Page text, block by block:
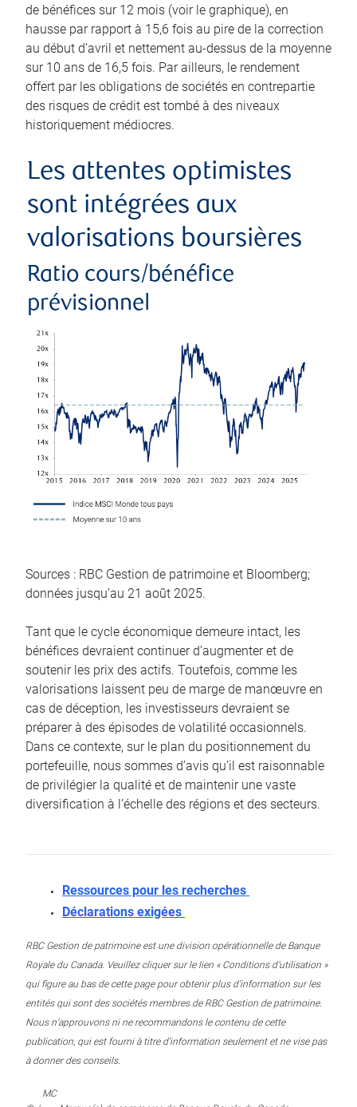
de bénéfices sur 12 mois (voir le graphique), en
hausse par rapport à 15,6 fois au pire de la correction
au début d’avril et nettement au-dessus de la moyenne
sur 10 ans de 16,5 fois. Par ailleurs, le rendement
offert par les obligations de sociétés en contrepartie
des risques de crédit est tombé à des niveaux
historiquement médiocres.
Les attentes optimistes
sont intégrées aux
valorisations boursières
Ratio cours/bénéfice
prévisionnel
Sources : RBC Gestion de patrimoine et Bloomberg;
données jusqu’au 21 août 2025.
Tant que le cycle économique demeure intact, les
bénéfices devraient continuer d’augmenter et de
soutenir les prix des actifs. Toutefois, comme les
valorisations laissent peu de marge de manœuvre en
cas de déception, les investisseurs devraient se
préparer à des épisodes de volatilité occasionnels.
Dans ce contexte, sur le plan du positionnement du
portefeuille, nous sommes d’avis qu’il est raisonnable
de privilégier la qualité et de maintenir une vaste
diversification à l’échelle des régions et des secteurs.
Ressources pour les recherches
Déclarations exigées
RBC Gestion de patrimoine est une division opérationnelle de Banque
Royale du Canada. Veuillez cliquer sur le lien « Conditions d’utilisation »
qui figure au bas de cette page pour obtenir plus d’information sur les
entités qui sont des sociétés membres de RBC Gestion de patrimoine.
Nous n’approuvons ni ne recommandons le contenu de cette
publication, qui est fourni à titre d’information seulement et ne vise pas
à donner des conseils.
MC